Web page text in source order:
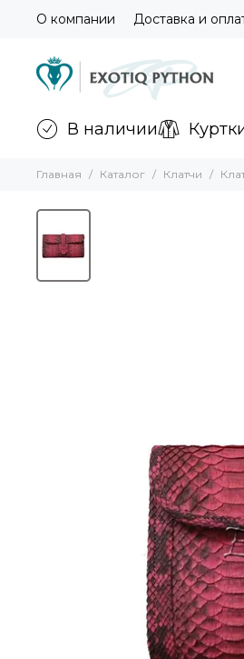
О компании Доставка и
В наличии
Главная Каталог Клатчи